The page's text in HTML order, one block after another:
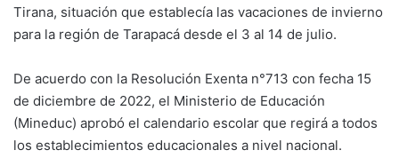
Tirana, situación que establecía las vacaciones de invierno
para la región de Tarapacá desde el 3 al 14 de julio.
De acuerdo con la Resolución Exenta n°713 con fecha 15
de diciembre de 2022, el Ministerio de Educación
(Mineduc) aprobó el calendario escolar que regirá a todos
los establecimientos educacionales a nivel nacional.